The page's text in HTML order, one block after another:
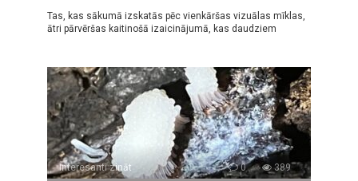
Tas, kas sākumā izskatās pēc vienkāršas vizuālas mīklas,
ātri pārvēršas kaitinošā izaicinājumā, kas daudziem
Interesanti zināt 0 389